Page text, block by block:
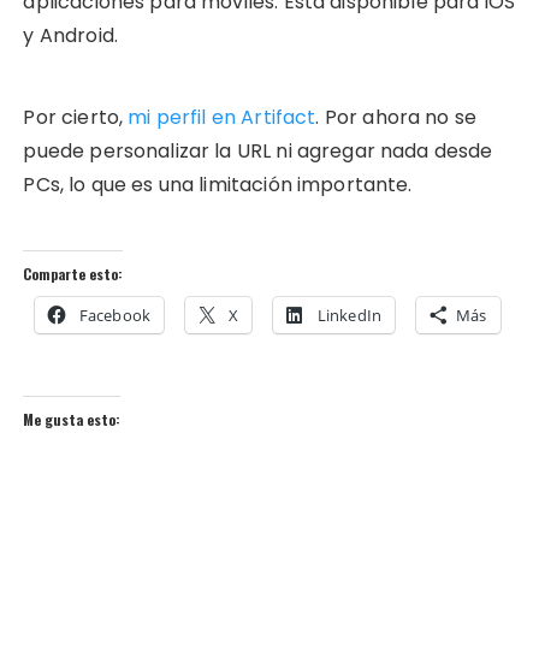
y Android.
Por cierto, mi perfil en Artifact. Por ahora no se
puede personalizar la URL ni agregar nada desde
PCs, lo que es una limitación importante.
Comparte esto:
Facebook X LinkedIn Más
Me gusta esto: